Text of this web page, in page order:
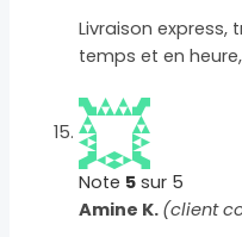
Livraison express,
temps et en
Note 5 sur 5
Amine K. (client